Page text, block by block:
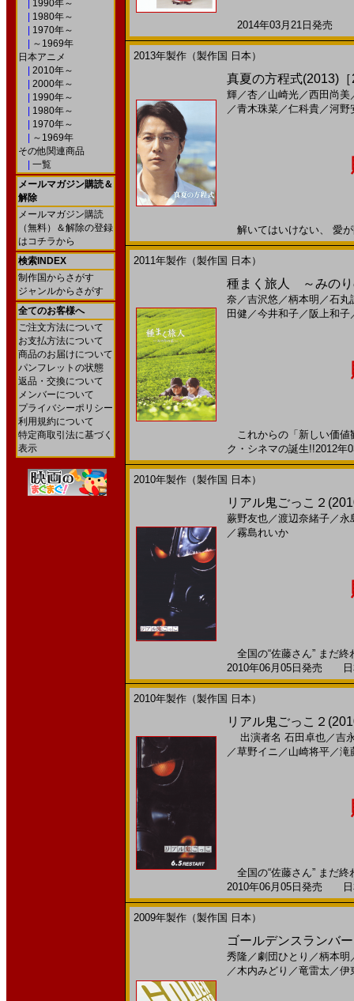
1990年～
1980年～
1970年～
～1969年
日本アニメ
2010年～
2000年～
1990年～
1980年～
1970年～
～1969年
その他関連商品
一覧
メールマガジン購読＆
解除
メールマガジン購読
（無料）＆解除の登録
はコチラから
検索INDEX
制作国からさがす
ジャンルからさがす
全てのお客様へ
ご注文方法について
お支払方法について
商品のお届けについて
パンフレットの状態
返品・交換について
メンバーについて
プライバシーポリシー
利用規約について
特定商取引法に基づく
表示
2014年03月21日発売
2013年製作（製作国 日本）
真夏の方程式(2013)
輝／杏／ 山崎光／西田尚美
／青木珠菜／仁科貴／河野
解いてはいけない、 愛
2011年製作（製作国 日本）
種まく旅人 ～みのり
奈 ／吉沢悠／柄本明 ／石丸
田健 ／今井和子／ 阪上和子
これからの「新しい価値
ク・シネマの誕生!!2012
2010年製作（製作国 日本）
リアル鬼ごっこ２
蕨野友也／渡辺奈緒子／永
／霧島れいか
全国の“佐藤さん” まだ
2010年06月05日発売 日
2010年製作（製作国 日本）
リアル鬼ごっこ２
出演者名 石田卓也／吉
／草野イニ ／ 山崎将平／滝
全国の“佐藤さん” まだ
2010年06月05日発売 日
2009年製作（製作国 日本）
ゴールデンスランバ
秀隆／ 劇団ひとり ／柄本明
／木内みどり ／竜雷太 ／伊